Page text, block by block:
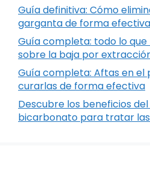
Guía definitiva: Cómo
garganta de forma efectiva
Guía completa: todo lo
sobre la baja por
Guía completa: Aftas en el
curarlas de forma efectiva
Descubre los beneficios
bicarbonato para tratar